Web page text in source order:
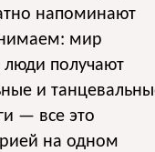
напоминают
мир
получают
и
— все это
на одном